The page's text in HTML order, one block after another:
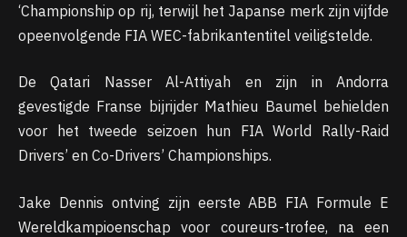
‘Championship op rij, terwijl het Japanse merk zijn vijfde
opeenvolgende FIA ​​WEC-fabrikantentitel veiligstelde.
De Qatari Nasser Al-Attiyah en zijn in Andorra
gevestigde Franse bijrijder Mathieu Baumel behielden
voor het tweede seizoen hun FIA World Rally-Raid
Drivers’ en Co-Drivers’ Championships.
Jake Dennis ontving zijn eerste ABB FIA Formule E
Wereldkampioenschap voor coureurs-trofee, na een